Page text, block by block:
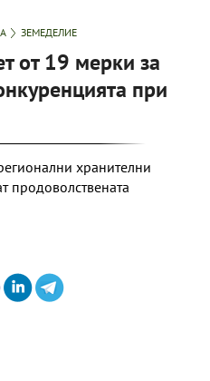
ЗЕМЕДЕЛИЕ
от 19 мерки за
при
хранителни
продоволствената